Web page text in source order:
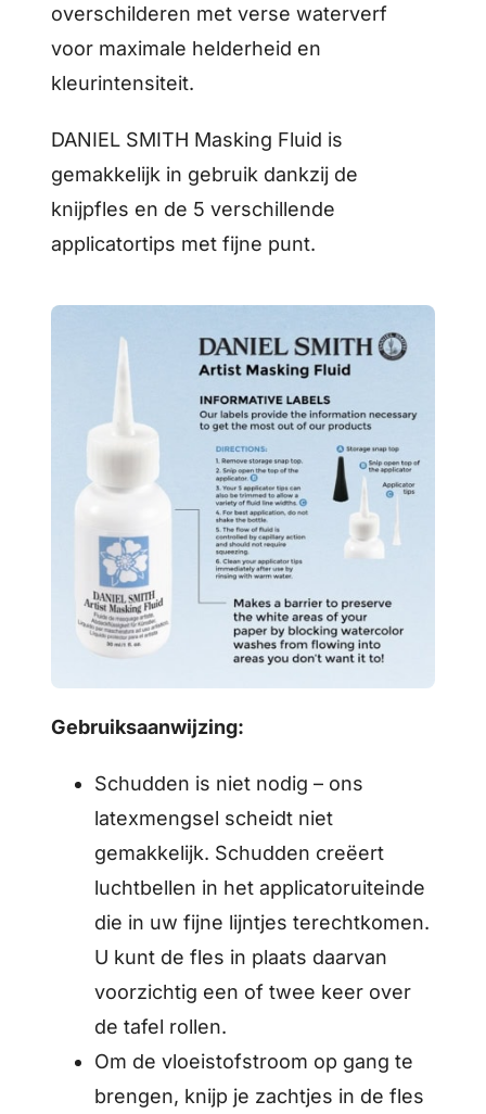
overschilderen met verse waterverf
voor maximale helderheid en
kleurintensiteit.
DANIEL SMITH Masking Fluid is
gemakkelijk in gebruik dankzij de
knijpfles en de 5 verschillende
applicatortips met fijne punt.
Gebruiksaanwijzing:
Schudden is niet nodig – ons
latexmengsel scheidt niet
gemakkelijk. Schudden creëert
luchtbellen in het applicatoruiteinde
die in uw fijne lijntjes terechtkomen.
U kunt de fles in plaats daarvan
voorzichtig een of twee keer over
de tafel rollen.
Om de vloeistofstroom op gang te
brengen, knijp je zachtjes in de fles